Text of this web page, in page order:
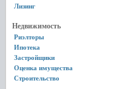
Лизинг
Недвижимость
Риэлторы
Ипотека
Застройщики
Оценка имущества
Строительство